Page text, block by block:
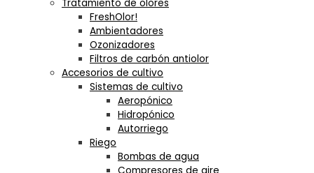
Tratamiento de olores
FreshOlor!
Ambientadores
Ozonizadores
Filtros de carbón antiolor
Accesorios de cultivo
Sistemas de cultivo
Aeropónico
Hidropónico
Autorriego
Riego
Bombas de agua